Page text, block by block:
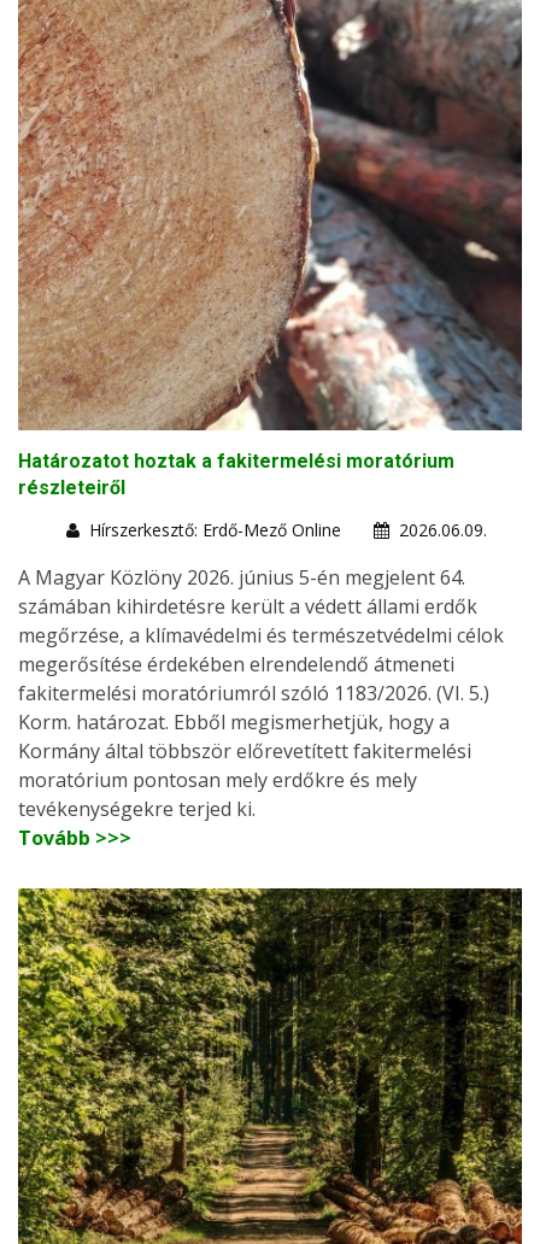
Határozatot hoztak a fakitermelési moratórium
részleteiről
Hírszerkesztő: Erdő-Mező Online
2026.06.09.
A Magyar Közlöny 2026. június 5-én megjelent 64.
számában kihirdetésre került a védett állami erdők
megőrzése, a klímavédelmi és természetvédelmi célok
megerősítése érdekében elrendelendő átmeneti
fakitermelési moratóriumról szóló 1183/2026. (VI. 5.)
Korm. határozat. Ebből megismerhetjük, hogy a
Kormány által többször előrevetített fakitermelési
moratórium pontosan mely erdőkre és mely
tevékenységekre terjed ki.
Tovább >>>